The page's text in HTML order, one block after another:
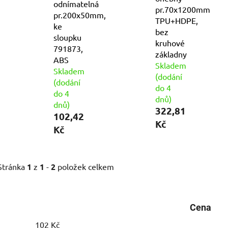
odnímatelná
pr.200x50mm,
ke
sloupku
791873,
ABS
Skladem
(dodání
do 4
dnů)
102,42
Kč
pr.70x1200mm
TPU+HDPE,
bez
kruhové
základny
Skladem
(dodání
do 4
dnů)
322,81
Kč
1 z 1 - 2 položek celkem
Cena
102 Kč